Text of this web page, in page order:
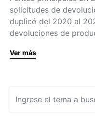
solicitudes de
duplicó del 2020 al
devoluciones de
Ver más